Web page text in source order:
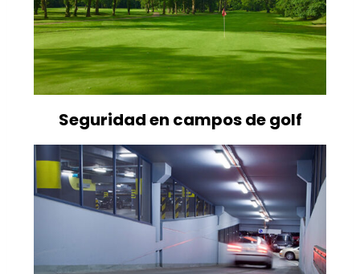
Seguridad en campos de golf